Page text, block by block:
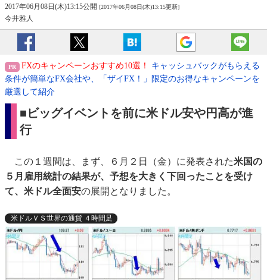
2017年06月08日(木)13:15公開 [2017年06月08日(木)13:15更新]
今井雅人
FXのキャンペーンおすすめ10選！
キャッシュバックがもらえる
条件が簡単なFX会社や、「ザイFX！」限定のお得なキャンペーンを
厳選して紹介
■ビッグイベントを前に米ドル安や円高が進
行
この１週間は、まず、６月２日（金）に発表された米国の
５月雇用統計の結果が、予想を大きく下回ったことを受け
て、米ドル全面安の展開となりました。
米ドルＶＳ世界の通貨 ４時間足